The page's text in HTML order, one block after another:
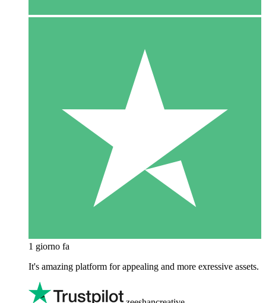
1 giorno fa
It's amazing platform for appealing and more exressive assets.